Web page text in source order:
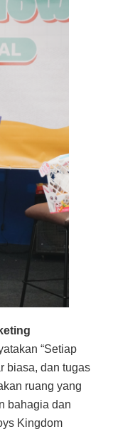
“Setiap
biasa, dan tugas
ruang yang
bahagia dan
Kingdom